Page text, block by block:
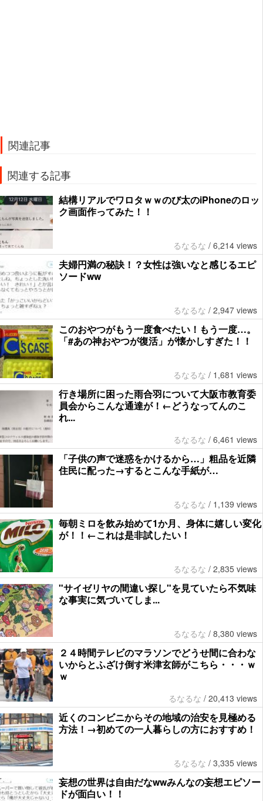
関連記事
関連する記事
結構リアルでワロタｗｗのび太のiPhoneのロッ
ク画面作ってみた！！
るなるな / 6,214 views
夫婦円満の秘訣！？女性は強いなと感じるエピ
ソードww
るなるな / 2,947 views
このおやつがもう一度食べたい！もう一度…。
「#あの神おやつが復活」が懐かしすぎた！！
るなるな / 1,681 views
行き場所に困った雨合羽について大阪市教育委
員会からこんな通達が！←どうなってんのこ
れ...
るなるな / 6,461 views
「子供の声で迷惑をかけるから…」粗品を近隣
住民に配った→するとこんな手紙が…
るなるな / 1,139 views
毎朝ミロを飲み始めて1か月、身体に嬉しい変化
が！！←これは是非試したい！
るなるな / 2,835 views
"サイゼリヤの間違い探し"を見ていたら不気味
な事実に気づいてしま...
るなるな / 8,380 views
２４時間テレビのマラソンでどうせ間に合わな
いからとふざけ倒す米津玄師がこちら・・・ｗ
ｗ
るなるな / 20,413 views
近くのコンビニからその地域の治安を見極める
方法！→初めての一人暮らしの方におすすめ！
るなるな / 3,335 views
妄想の世界は自由だなwwみんなの妄想エピソー
ドが面白い！！